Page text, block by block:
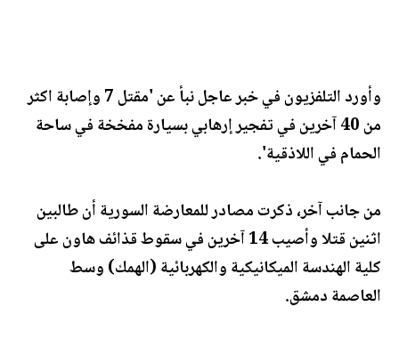
وأورد التلفزيون في خبر عاجل نبأ عن 'مقتل 7 وإصابة اكثر
من 40 آخرين في تفجير إرهابي بسيارة مفخخة في ساحة
الحمام في اللاذقية'.
من جانب آخر، ذكرت مصادر للمعارضة السورية أن طالبين
اثنين قتلا وأصيب 14 آخرين في سقوط قذائف هاون على
كلية الهندسة الميكانيكية والكهربائية (الهمك) وسط
العاصمة دمشق.